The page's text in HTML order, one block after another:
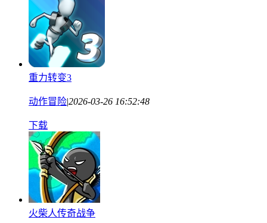
重力转变3
动作冒险|2026-03-26 16:52:48
下载
火柴人传奇战争